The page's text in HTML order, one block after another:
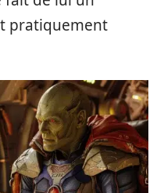
pratiquement